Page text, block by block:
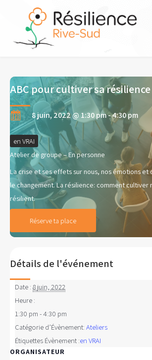
ABC pour cultiver sa résilience
8 juin, 2022 @ 1:30 pm-4:30 pm
en VRAI
Atelier de groupe – En personne
La crise et ses effets sur nous, nos émotions et
le changement. La résilience: comment
résilient.
Réserve ta place
Détails de l'événement
Date : 8 juin, 2022
Heure :
1:30 pm - 4:30 pm
Catégorie d’Évènement: Ateliers
Étiquettes Évènement :en VRAI
ORGANISATEUR